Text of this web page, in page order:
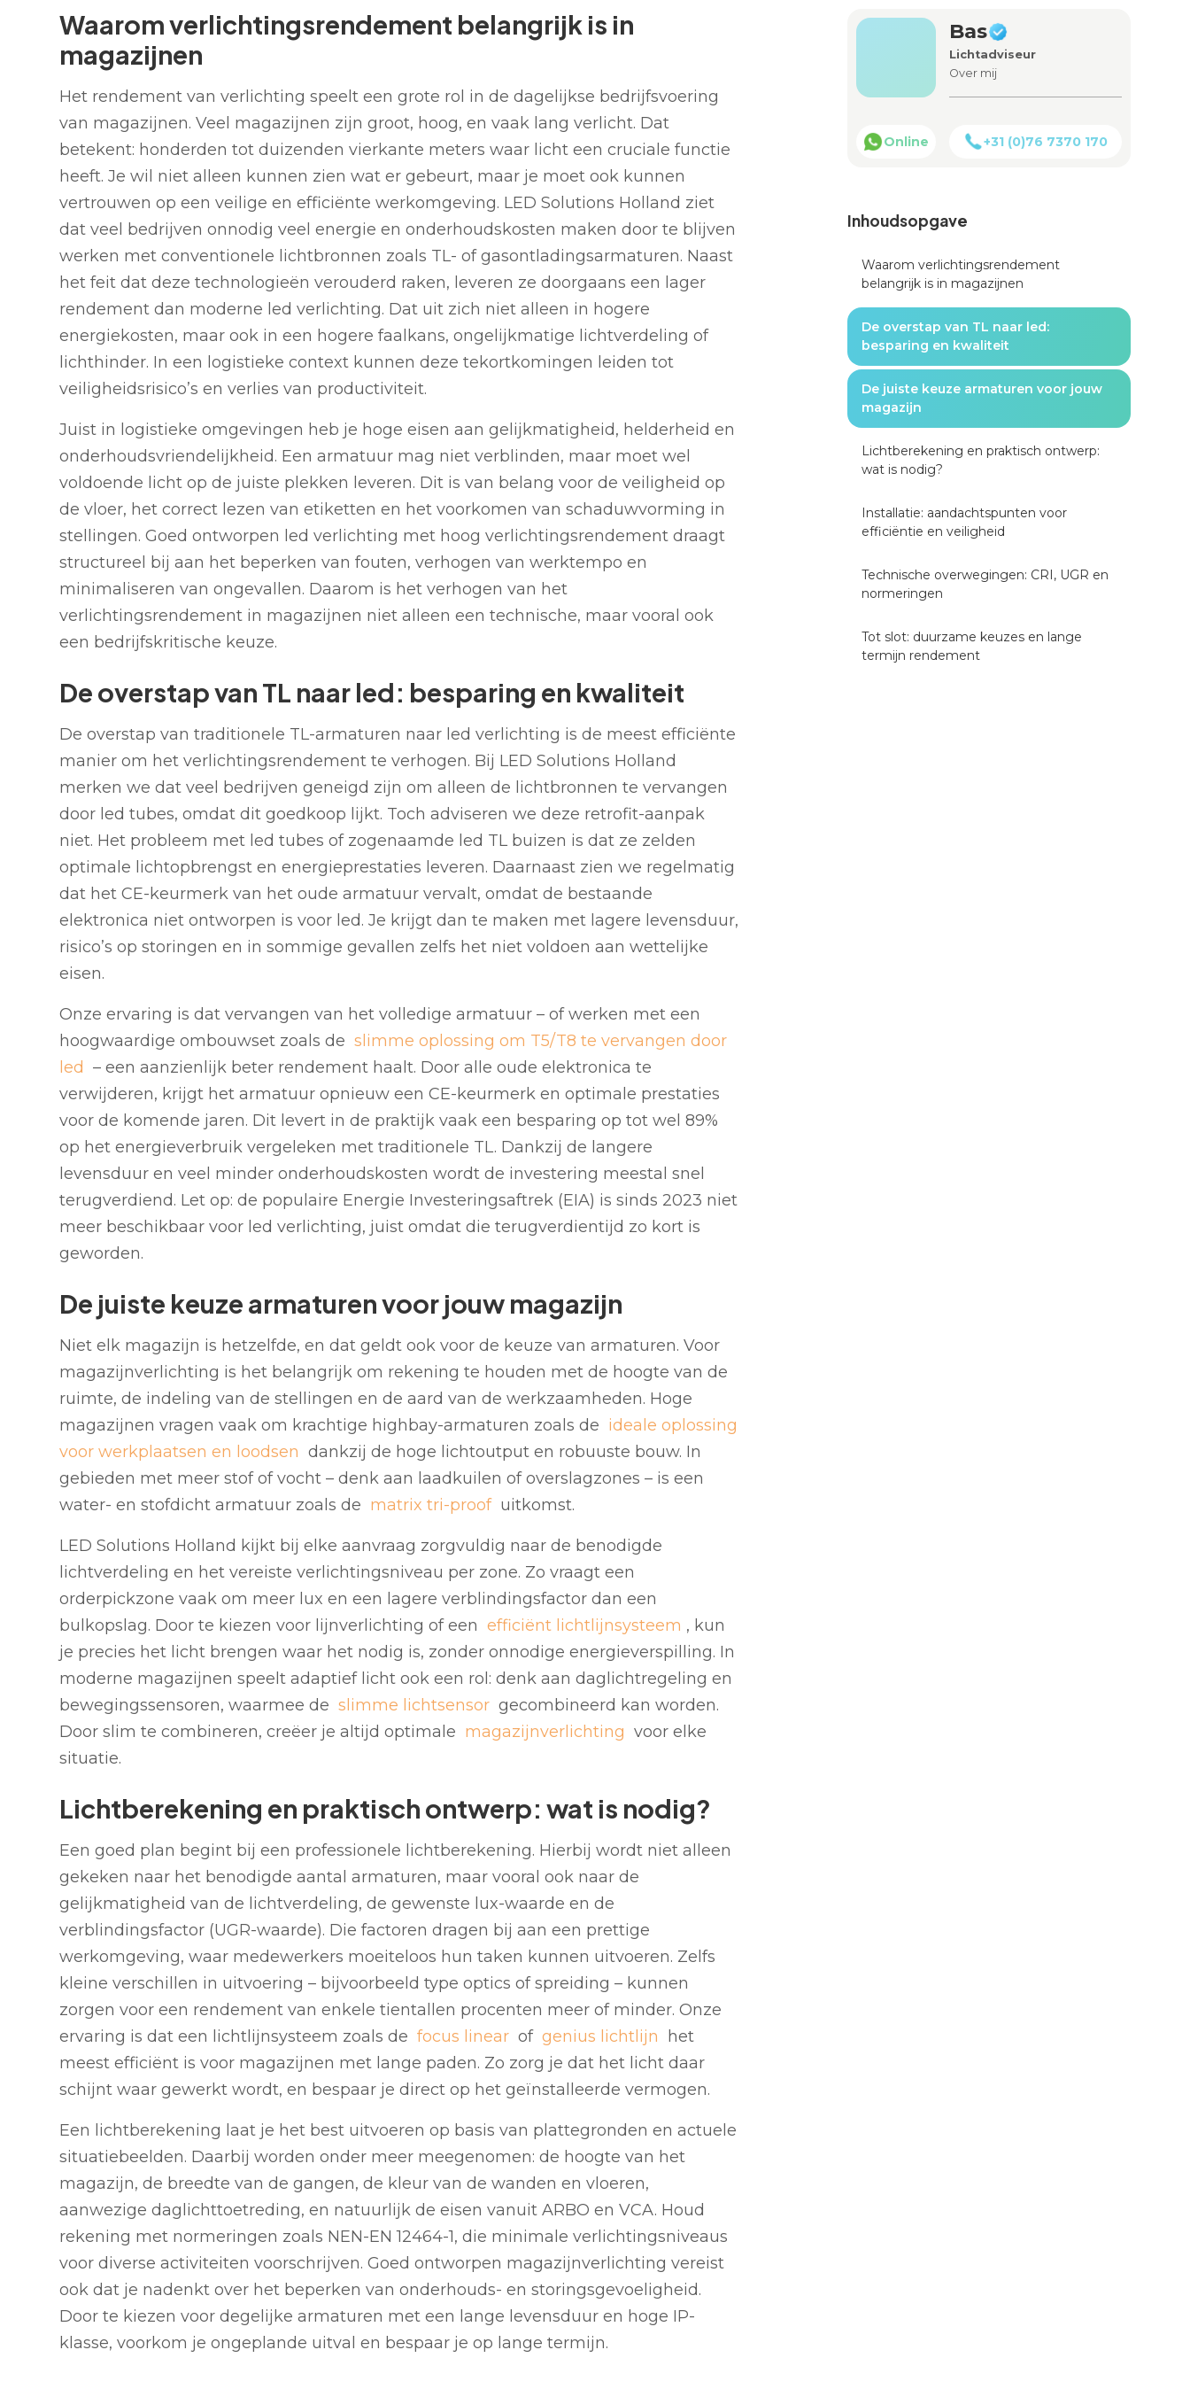
Waarom verlichtingsrendement belangrijk is in
magazijnen
Het rendement van verlichting speelt een grote rol in de dagelijkse bedrijfsvoering
van magazijnen. Veel magazijnen zijn groot, hoog, en vaak lang verlicht. Dat
betekent: honderden tot duizenden vierkante meters waar licht een cruciale functie
heeft. Je wil niet alleen kunnen zien wat er gebeurt, maar je moet ook kunnen
vertrouwen op een veilige en efficiënte werkomgeving. LED Solutions Holland ziet
dat veel bedrijven onnodig veel energie en onderhoudskosten maken door te blijven
werken met conventionele lichtbronnen zoals TL- of gasontladingsarmaturen. Naast
het feit dat deze technologieën verouderd raken, leveren ze doorgaans een lager
rendement dan moderne led verlichting. Dat uit zich niet alleen in hogere
energiekosten, maar ook in een hogere faalkans, ongelijkmatige lichtverdeling of
lichthinder. In een logistieke context kunnen deze tekortkomingen leiden tot
veiligheidsrisico’s en verlies van productiviteit.
Juist in logistieke omgevingen heb je hoge eisen aan gelijkmatigheid, helderheid en
onderhoudsvriendelijkheid. Een armatuur mag niet verblinden, maar moet wel
voldoende licht op de juiste plekken leveren. Dit is van belang voor de veiligheid op
de vloer, het correct lezen van etiketten en het voorkomen van schaduwvorming in
stellingen. Goed ontworpen led verlichting met hoog verlichtingsrendement draagt
structureel bij aan het beperken van fouten, verhogen van werktempo en
minimaliseren van ongevallen. Daarom is het verhogen van het
verlichtingsrendement in magazijnen niet alleen een technische, maar vooral ook
een bedrijfskritische keuze.
De overstap van TL naar led: besparing en kwaliteit
De overstap van traditionele TL-armaturen naar led verlichting is de meest efficiënte
manier om het verlichtingsrendement te verhogen. Bij LED Solutions Holland
merken we dat veel bedrijven geneigd zijn om alleen de lichtbronnen te vervangen
door led tubes, omdat dit goedkoop lijkt. Toch adviseren we deze retrofit-aanpak
niet. Het probleem met led tubes of zogenaamde led TL buizen is dat ze zelden
optimale lichtopbrengst en energieprestaties leveren. Daarnaast zien we regelmatig
dat het CE-keurmerk van het oude armatuur vervalt, omdat de bestaande
elektronica niet ontworpen is voor led. Je krijgt dan te maken met lagere levensduur,
risico’s op storingen en in sommige gevallen zelfs het niet voldoen aan wettelijke
eisen.
Onze ervaring is dat vervangen van het volledige armatuur – of werken met een
hoogwaardige ombouwset zoals de slimme oplossing om T5/T8 te vervangen door
led – een aanzienlijk beter rendement haalt. Door alle oude elektronica te
verwijderen, krijgt het armatuur opnieuw een CE-keurmerk en optimale prestaties
voor de komende jaren. Dit levert in de praktijk vaak een besparing op tot wel 89%
op het energieverbruik vergeleken met traditionele TL. Dankzij de langere
levensduur en veel minder onderhoudskosten wordt de investering meestal snel
terugverdiend. Let op: de populaire Energie Investeringsaftrek (EIA) is sinds 2023 niet
meer beschikbaar voor led verlichting, juist omdat die terugverdientijd zo kort is
geworden.
De juiste keuze armaturen voor jouw magazijn
Niet elk magazijn is hetzelfde, en dat geldt ook voor de keuze van armaturen. Voor
magazijnverlichting is het belangrijk om rekening te houden met de hoogte van de
ruimte, de indeling van de stellingen en de aard van de werkzaamheden. Hoge
magazijnen vragen vaak om krachtige highbay-armaturen zoals de ideale oplossing
voor werkplaatsen en loodsen dankzij de hoge lichtoutput en robuuste bouw. In
gebieden met meer stof of vocht – denk aan laadkuilen of overslagzones – is een
water- en stofdicht armatuur zoals de matrix tri-proof uitkomst.
LED Solutions Holland kijkt bij elke aanvraag zorgvuldig naar de benodigde
lichtverdeling en het vereiste verlichtingsniveau per zone. Zo vraagt een
orderpickzone vaak om meer lux en een lagere verblindingsfactor dan een
bulkopslag. Door te kiezen voor lijnverlichting of een efficiënt lichtlijnsysteem , kun
je precies het licht brengen waar het nodig is, zonder onnodige energieverspilling. In
moderne magazijnen speelt adaptief licht ook een rol: denk aan daglichtregeling en
bewegingssensoren, waarmee de slimme lichtsensor gecombineerd kan worden.
Door slim te combineren, creëer je altijd optimale magazijnverlichting voor elke
situatie.
Lichtberekening en praktisch ontwerp: wat is nodig?
Een goed plan begint bij een professionele lichtberekening. Hierbij wordt niet alleen
gekeken naar het benodigde aantal armaturen, maar vooral ook naar de
gelijkmatigheid van de lichtverdeling, de gewenste lux-waarde en de
verblindingsfactor (UGR-waarde). Die factoren dragen bij aan een prettige
werkomgeving, waar medewerkers moeiteloos hun taken kunnen uitvoeren. Zelfs
kleine verschillen in uitvoering – bijvoorbeeld type optics of spreiding – kunnen
zorgen voor een rendement van enkele tientallen procenten meer of minder. Onze
ervaring is dat een lichtlijnsysteem zoals de focus linear of genius lichtlijn
het
meest efficiënt is voor magazijnen met lange paden. Zo zorg je dat het licht daar
schijnt waar gewerkt wordt, en bespaar je direct op het geïnstalleerde vermogen.
Een lichtberekening laat je het best uitvoeren op basis van plattegronden en actuele
situatiebeelden. Daarbij worden onder meer meegenomen: de hoogte van het
magazijn, de breedte van de gangen, de kleur van de wanden en vloeren,
aanwezige daglichttoetreding, en natuurlijk de eisen vanuit ARBO en VCA. Houd
rekening met normeringen zoals NEN-EN 12464-1, die minimale verlichtingsniveaus
voor diverse activiteiten voorschrijven. Goed ontworpen magazijnverlichting vereist
ook dat je nadenkt over het beperken van onderhouds- en storingsgevoeligheid.
Door te kiezen voor degelijke armaturen met een lange levensduur en hoge IP-
klasse, voorkom je ongeplande uitval en bespaar je op lange termijn.
Bas
Lichtadviseur
Over mij
Online +31 (0)76 7370 170
Inhoudsopgave
Waarom verlichtingsrendement
belangrijk is in magazijnen
De overstap van TL naar led:
besparing en kwaliteit
De juiste keuze armaturen voor jouw
magazijn
Lichtberekening en praktisch ontwerp:
wat is nodig?
Installatie: aandachtspunten voor
efficiëntie en veiligheid
Technische overwegingen: CRI, UGR en
normeringen
Tot slot: duurzame keuzes en lange
termijn rendement